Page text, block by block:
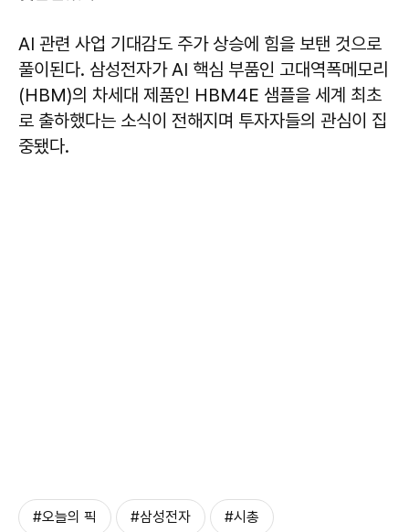
AI 관련 사업 기대감도 주가 상승에 힘을 보탠 것으로
풀이된다. 삼성전자가 AI 핵심 부품인 고대역폭메모리
(HBM)의 차세대 제품인 HBM4E 샘플을 세계 최초
로 출하했다는 소식이 전해지며 투자자들의 관심이 집
중됐다.
#오늘의 픽 #삼성전자 #시총